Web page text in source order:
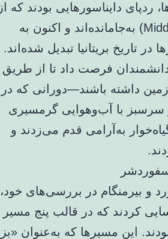
ردپای دایناسورهایی بودند که از
عصر ژوراسیک میانی (Middle Jurassic) به‌جامانده‌اند و اکنون به
تاریخ بریتانیا تبدیل شده‌اند.
فرصت داد تا از طریق
داشته باشند—دورانی که در
سرسبز با آب‌وهوایی گرمسیری
به‌آرامی قدم می‌زدند و
و بیرمنگام در بررسی‌های خود،
شناسایی کردند که در قالب پنج مسیر
این مسیرها که به‌عنوان